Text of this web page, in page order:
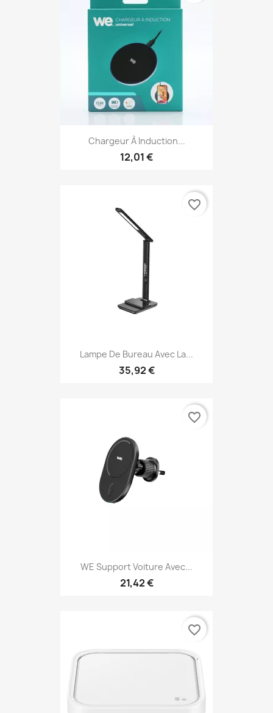
Chargeur À Induction...
12,01 €
Lampe De Bureau Avec La...
35,92 €
favorite_border
WE Support Voiture Avec...
21,42 €
favorite_border
favorite_border